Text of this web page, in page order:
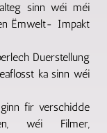
sinn wéi méi
Ëmwelt- Impakt
Duerstellung
ka sinn wéi
fir verschidde
wéi Filmer,